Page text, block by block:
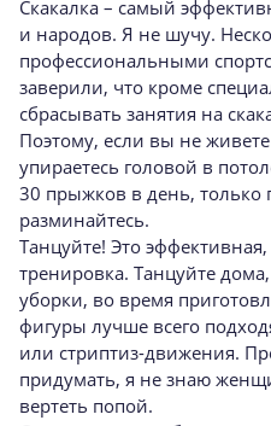
Скакалка – самый
и народов. Я не шучу.
профессиональными
заверили, что кроме
сбрасывать занятия на
Поэтому, если вы не
упираетесь головой в
30 прыжков в день, только
разминайтесь.
Танцуйте! Это эффективная,
тренировка. Танцуйте
уборки, во время
фигуры лучше всего
или стриптиз-движения.
придумать, я не знаю
вертеть попой.